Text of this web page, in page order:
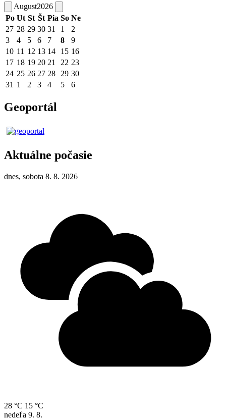
August2026
Po Ut St Št Pia So Ne
27 28 29 30 31 1
2
3
4 5 6 7 8
9
10 11 12 13 14 15 16
17 18 19 20 21 22 23
24 25 26 27 28 29 30
31 1 2 3 4 5 6
Geoportál
Aktuálne počasie
dnes, sobota 8. 8. 2026
28 °C 15 °C
nedeľa 9. 8.